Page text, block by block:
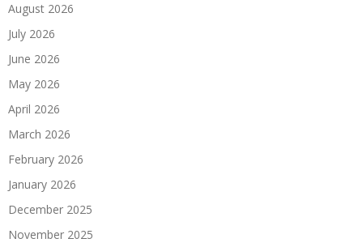
August 2026
July 2026
June 2026
May 2026
April 2026
March 2026
February 2026
January 2026
December 2025
November 2025